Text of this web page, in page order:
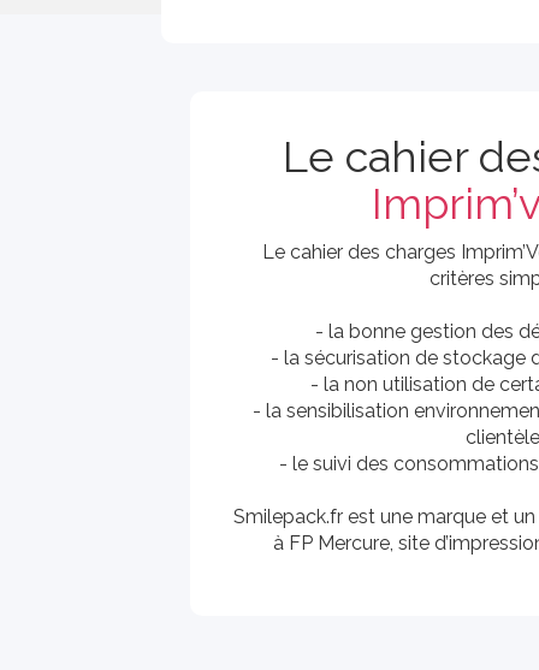
Le cahier
Le cahier des charges
critères
- la bonne gestion des
- la sécurisation de stockage
- la non utilisation de
- la sensibilisation
clientèle
- le suivi des
Smilepack.fr est une marque et
à FP Mercure, site